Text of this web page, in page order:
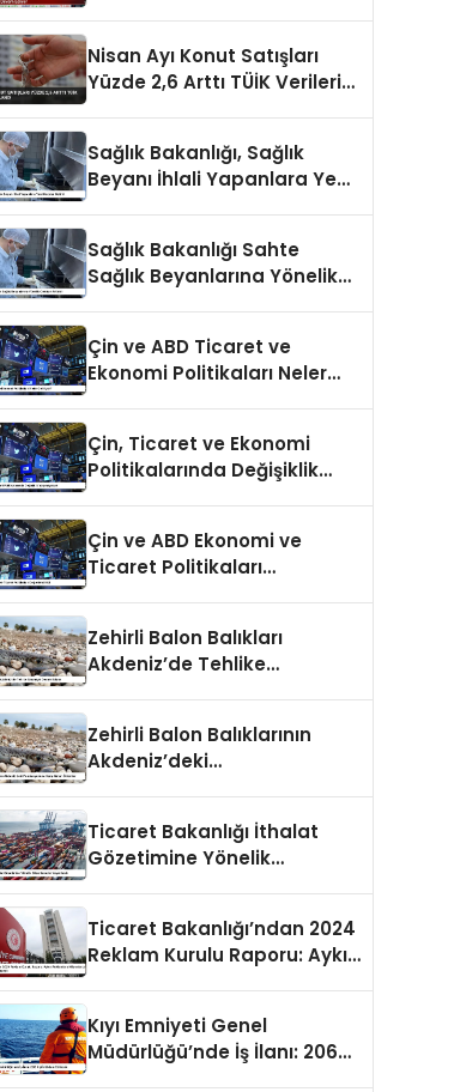
Nisan Ayı Konut Satışları
Yüzde 2,6 Arttı TÜİK Verileri
Sağlık Bakanlığı, Sağlık
Beyanı İhlali Yapanlara Yeni
Sağlık Bakanlığı Sahte
Sağlık Beyanlarına Yönelik
Çin ve ABD Ticaret ve
Ekonomi Politikaları Neler
Çin, Ticaret ve Ekonomi
Politikalarında Değişiklik
Çin ve ABD Ekonomi ve
Ticaret Politikaları
Zehirli Balon Balıkları
Akdeniz’de Tehlike
Zehirli Balon Balıklarının
Akdeniz’deki
Ticaret Bakanlığı İthalat
Gözetimine Yönelik
Ticaret Bakanlığı’ndan 2024
Reklam Kurulu Raporu: Aykırı
Kıyı Emniyeti Genel
Müdürlüğü’nde İş İlanı: 206